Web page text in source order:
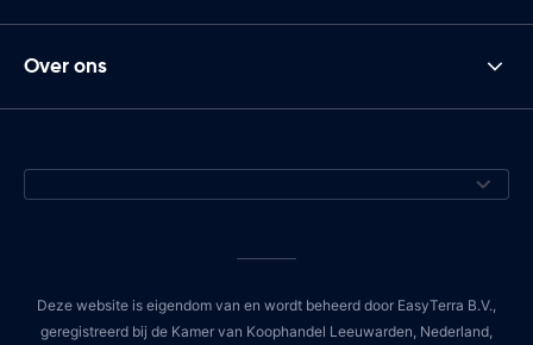
Over ons
Deze website is eigendom van en wordt beheerd door EasyTerra B.V.,
geregistreerd bij de Kamer van Koophandel Leeuwarden, Nederland,